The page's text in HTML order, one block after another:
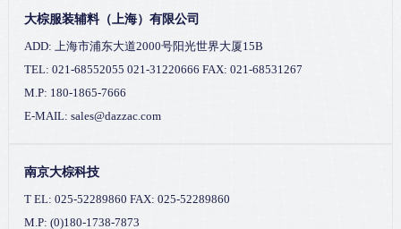
大棕服装辅料（上海）有限公司
ADD: 上海市浦东大道2000号阳光世界大厦15B
TEL: 021-68552055 021-31220666 FAX: 021-68531267
M.P: 180-1865-7666
E-MAIL: sales@dazzac.com
南京大棕科技
T EL: 025-52289860 FAX: 025-52289860
M.P: (0)180-1738-7873